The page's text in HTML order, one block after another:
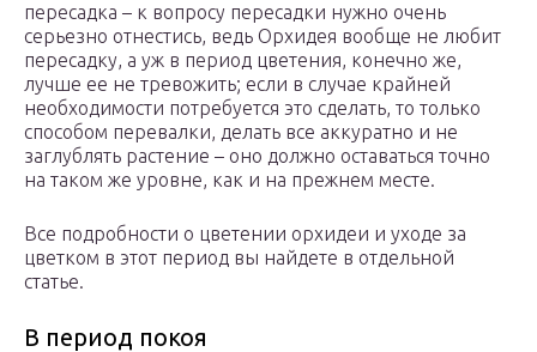
пересадка – к вопросу пересадки нужно очень
серьезно отнестись, ведь Орхидея вообще не любит
пересадку, а уж в период цветения, конечно же,
лучше ее не тревожить; если в случае крайней
необходимости потребуется это сделать, то только
способом перевалки, делать все аккуратно и не
заглублять растение – оно должно оставаться точно
на таком же уровне, как и на прежнем месте.
Все подробности о цветении орхидеи и уходе за
цветком в этот период вы найдете в отдельной
статье.
В период покоя